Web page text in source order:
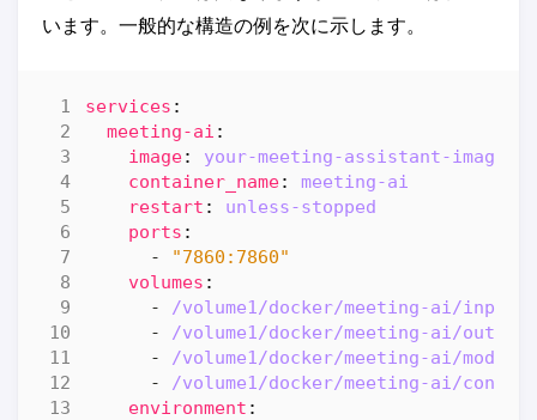
います。一般的な構造の例を次に示します。
services :
meeting-ai :
image:
your-meeting-assistant-
container_name:
meeting-ai
restart :
unless-stopped
ports :
- "7860:7860"
volumes :
- /volume1/docker/meeting-ai/
- /volume1/docker/meeting-ai/
- /volume1/docker/meeting-ai/
- /volume1/docker/meeting-ai/
environment :